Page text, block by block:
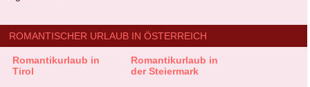
ROMANTISCHER URLAUB IN ÖSTERREICH
Romantikurlaub in
Tirol
Romantikurlaub in
der Steiermark